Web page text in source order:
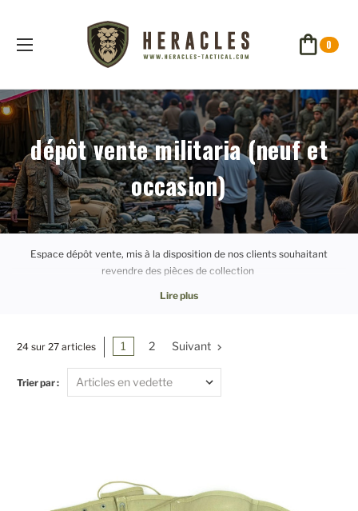
0
dépôt vente militaria (neuf et
occasion)
Espace dépôt vente, mis à la disposition de nos clients souhaitant
revendre des pièces de collection
24 sur 27 articles 1 2 Suivant
Trier par :